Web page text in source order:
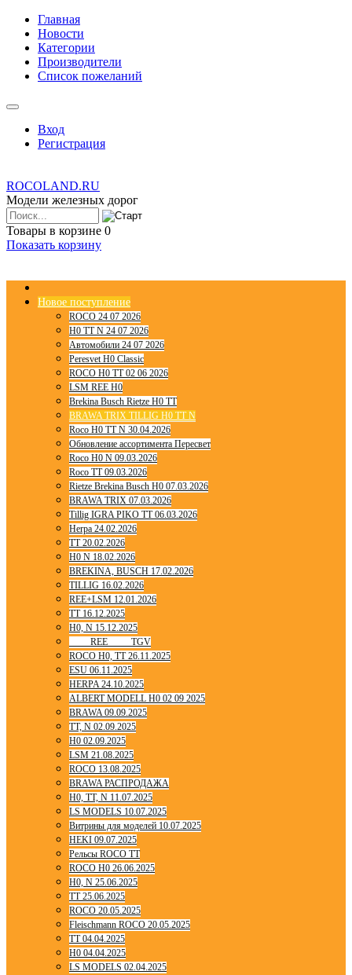
Главная
Новости
Категории
Производители
Список пожеланий
Вход
Регистрация
ROCOLAND.RU
Модели железных дорог
Товары в корзине 0
Показать корзину
Новое поступление
ROCO 24 07 2026
H0 TT N 24 07 2026
Автомобили 24 07 2026
Peresvet H0 Classic
ROCO H0 TT 02 06 2026
LSM REE H0
Brekina Busch Rietze H0 TT
BRAWA TRIX TILLIG H0 TT N
Roco H0 TT N 30.04.2026
Обновление ассортимента Пересвет
Roco H0 N 09.03.2026
Roco TT 09.03.2026
Rietze Brekina Busch H0 07.03.2026
BRAWA TRIX 07.03.2026
Tillig IGRA PIKO TT 06.03.2026
Herpa 24.02.2026
TT 20.02.2026
H0 N 18.02.2026
BREKINA, BUSCH 17.02.2026
TILLIG 16.02.2026
REE+LSM 12.01.2026
TT 16.12.2025
H0, N 15.12.2025
____ REE ____ TGV
ROCO H0, TT 26.11.2025
ESU 06.11.2025
HERPA 24.10.2025
ALBERT MODELL H0 02 09 2025
BRAWA 09.09.2025
TT, N 02.09.2025
H0 02.09.2025
LSM 21.08.2025
ROCO 13.08.2025
BRAWA РАСПРОДАЖА
H0, TT, N 11.07.2025
LS MODELS 10.07.2025
Витрины для моделей 10.07.2025
HEKI 09.07.2025
Рельсы ROCO TT
ROCO H0 26.06.2025
H0, N 25.06.2025
TT 25.06.2025
ROCO 20.05.2025
Fleischmann ROCO 20.05.2025
TT 04.04.2025
H0 04.04.2025
LS MODELS 02.04.2025